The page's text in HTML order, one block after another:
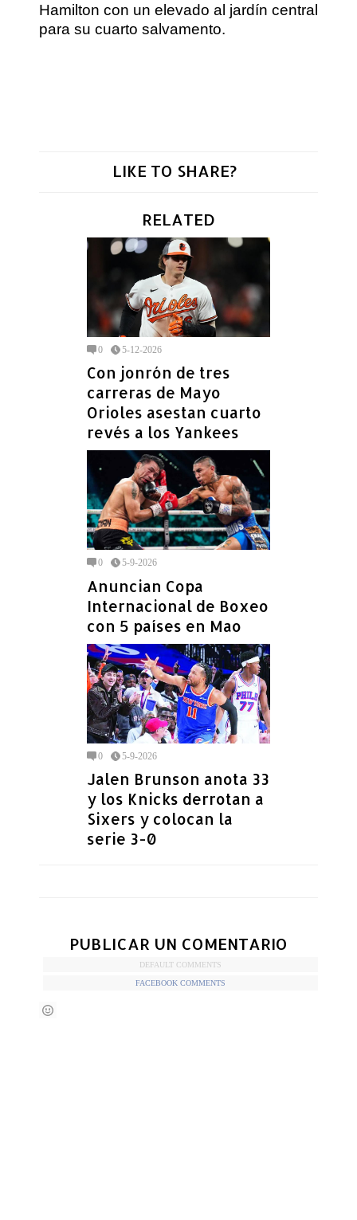
Hamilton con un elevado al jardín central
para su cuarto salvamento.
LIKE TO SHARE?
RELATED
0 5-12-2026
Con jonrón de tres
carreras de Mayo
Orioles asestan cuarto
revés a los Yankees
0 5-9-2026
Anuncian Copa
Internacional de Boxeo
con 5 países en Mao
0 5-9-2026
Jalen Brunson anota 33
y los Knicks derrotan a
Sixers y colocan la
serie 3-0
PUBLICAR UN COMENTARIO
DEFAULT COMMENTS
FACEBOOK COMMENTS